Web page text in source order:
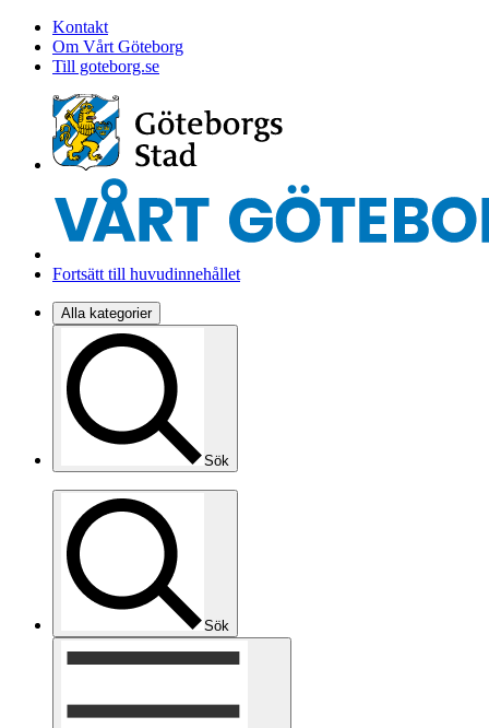
Kontakt
Om Vårt Göteborg
Till goteborg.se
Fortsätt till huvudinnehållet
Alla kategorier
Sök
Sök